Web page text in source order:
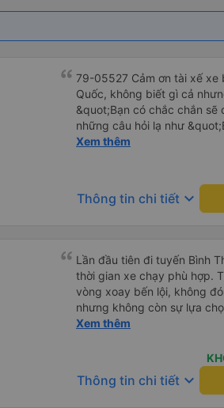
79-05527 Cảm ơn tài xế xe
Quốc, không biết gì cả
&quot;Bạn có chắc chắn sẽ
những câu hỏi lạ như
sạn của chúng tôi
và thậm chí còn đón tôi tại
buổi sáng. ngu ngốc đến
buýt 79-05527 rất nhiều tài
không biết gì nhưng tài xế
liên tục hỏi trên Google
hỏi những câu hỏi kỳ lạ,
khách sạn của chúng tôi
2h30 sáng nhưng lúc đó
bằng xe limousine vào
vì tôi trông ngu ngốc quá..
tài xế thì sẽ rất nguy
Xem thêm
Thông tin chi tiết keyboard_arrow_down
Lần đầu tiên đi tuyến Bình
thời gian xe chạy phù hợp.
vòng xoay bến lội, không
nhưng không còn sự lựa
chạy đúng giờ, lệch có vài
nắp, nên hơi lạnh cứ phà
Xem thêm
Thông tin chi tiết keyboard_arrow_down